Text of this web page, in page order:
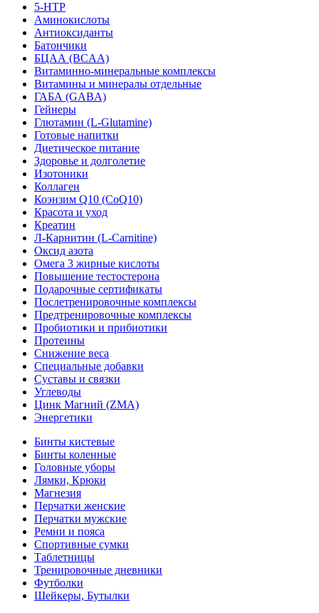
5-HTP
Аминокислоты
Антиоксиданты
Батончики
БЦАА (BCAA)
Витаминно-минеральные комплексы
Витамины и минералы отдельные
ГАБА (GABA)
Гейнеры
Глютамин (L-Glutamine)
Готовые напитки
Диетическое питание
Здоровье и долголетие
Изотоники
Коллаген
Коэнзим Q10 (CoQ10)
Красота и уход
Креатин
Л-Карнитин (L-Сarnitine)
Оксид азота
Омега 3 жирные кислоты
Повышение тестостерона
Подарочные сертификаты
Послетренировочные комплексы
Предтренировочные комплексы
Пробиотики и прибиотики
Протеины
Снижение веса
Специальные добавки
Суставы и связки
Углеводы
Цинк Магний (ZMA)
Энергетики
Бинты кистевые
Бинты коленные
Головные уборы
Лямки, Крюки
Магнезия
Перчатки женские
Перчатки мужские
Ремни и пояса
Спортивные сумки
Таблетницы
Тренировочные дневники
Футболки
Шейкеры, Бутылки